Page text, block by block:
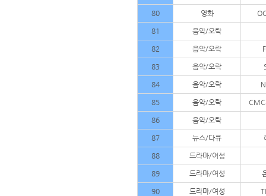
80 영화
81 음악/오락
82 음악/오락
83 음악/오락
84 음악/오락
85 음악/오락 CMC
86 음악/오락
87 뉴스/다큐
88 드라마/여성
89 드라마/여성
90 드라마/여성